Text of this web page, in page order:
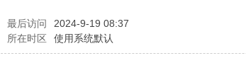
最后访问
2024-9-19 08:37
所在时区 使用系统默认